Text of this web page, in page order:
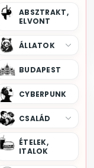
Anime
Arcane
Archive 81
Az Igazság Ligája
Az Oroszlánkirály
Barbenheimer
Barbie
Birmingham Bandája
Black Adam
Bolondos Dallamok
Bosszúállók
Breaking Bad
ABSZTRAKT,
ELVONT
ÁLLATOK
BUDAPEST
CYBERPUNK
CSALÁD
ÉTELEK,
ITALOK